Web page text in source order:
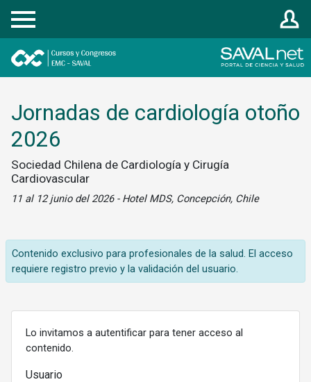
Registrarse
Jornadas de cardiología otoño
2026
Sociedad Chilena de Cardiología y Cirugía
Cardiovascular
11 al 12 junio del 2026 - Hotel MDS, Concepción, Chile
Contenido exclusivo para profesionales de la salud. El acceso
requiere registro previo y la validación del usuario.
Lo invitamos a autentificar para tener acceso al
contenido.
Usuario